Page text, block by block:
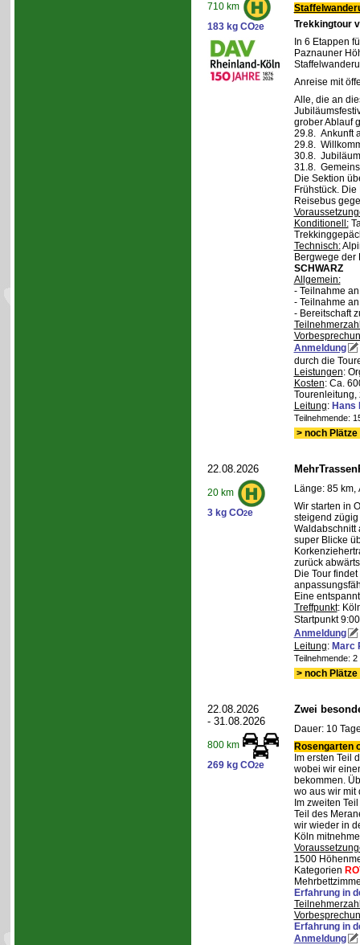
710 km
183 kg CO2e
Trekkingtour
In 6 Etappen
Paznauner
Anreise mit
Alle, die an
grober Ablauf
29.8. Ankunft
29.8.
30.8.
31.8.
Die Sektion
Frühstück.
Reisebus
Konditionell:
Technisch:
Bergwege
SCHWARZ
Allgemein:
- Teilnahme
- Teilnahme
- Bereitschaft
Anmeldung
durch die
Leistungen:
Kosten: Ca.
Tourenleitung,
Leitung: Hans
Teilnehmende:
> noch
22.08.2026
20 km
3 kg CO2e
Länge: 85 km,
Wir starten in
steigend
Waldabschnitt
super Blicke
zurück
Die Tour
Eine
Treffpunkt:
Startpunkt
Anmeldung
Leitung: Marc
Teilnehmende:
> noch
22.08.2026
- 31.08.2026
800 km
269 kg CO2e
Zwei
Dauer: 10
Rosengarten
Im ersten Teil
wobei wir
bekommen.
wo aus wir mit
Im zweiten
Teil des
wir wieder in
Köln
1500
Kategorien
Erfahrung in
Erfahrung in
Anmeldung